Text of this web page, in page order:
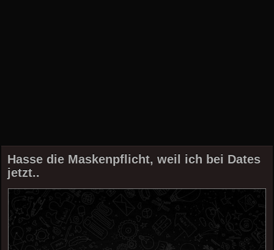
Hasse die Maskenpflicht, weil ich bei Dates
jetzt..